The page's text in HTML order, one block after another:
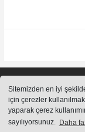
Sitemizden en iyi
için çerezler
yaparak çerez
sayılıyorsunuz. Daha
Sitemizde bulunan